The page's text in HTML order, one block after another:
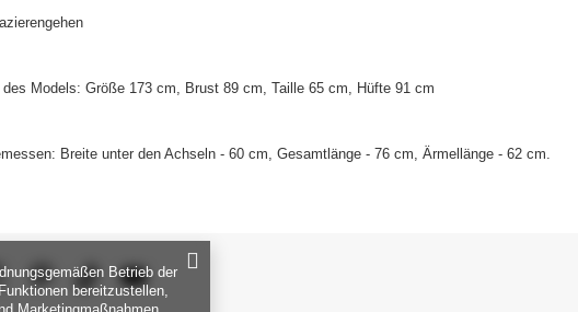
Models: Größe 173 cm, Brust 89 cm, Taille 65 cm, Hüfte 91 cm
Breite unter den Achseln - 60 cm, Gesamtlänge - 76 cm, Ärmellänge - 62 cm.
Betrieb der
bereitzustellen,